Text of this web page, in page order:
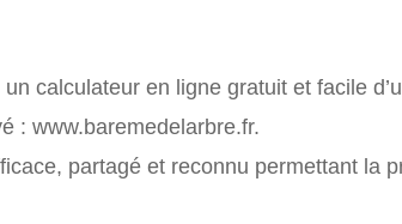
calculateur en ligne gratuit et facile
: www.baremedelarbre.fr.
partagé et reconnu permettant la